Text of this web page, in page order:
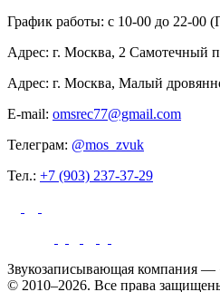
График работы: c 10-00 до 22-00
Адрес: г. Москва, 2 Самотечный
Адрес: г. Москва, Малый
E-mail: omsrec77@gmail.com
Телеграм: @mos_zvuk
Тел.: +7 (903) 237-37-29
Звукозаписывающая компания —
© 2010–2026. Все права